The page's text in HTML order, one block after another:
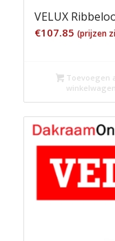
VELUX
€107.85 (prijzen
Toevoegen
winkelwagen